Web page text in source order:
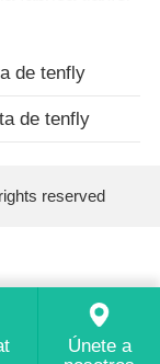
de tenfly
de tenfly
reserved
Únete a